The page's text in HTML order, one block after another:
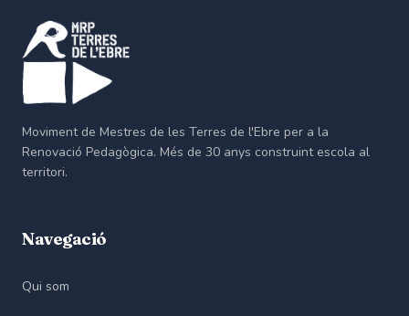
Moviment de Mestres de les Terres de l'Ebre per a la
Renovació Pedagògica. Més de 30 anys construint escola al
territori.
Navegació
Qui som